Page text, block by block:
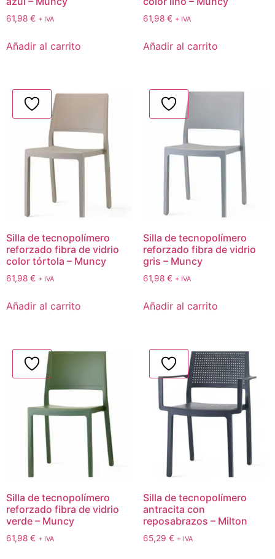
61,98 € + IVA
Añadir al carrito
61,98 € + IVA
Añadir al carrito
Silla de tecnopolímero
reforzado fibra de vidrio
color tórtola – Muncy
61,98 € + IVA
Añadir al carrito
Silla de tecnopolímero
reforzado fibra de vidrio
gris – Muncy
61,98 € + IVA
Añadir al carrito
Silla de tecnopolímero
reforzado fibra de vidrio
verde – Muncy
61,98 € + IVA
Silla de tecnopolímero
antracita con
reposabrazos – Milton
65,29 € + IVA